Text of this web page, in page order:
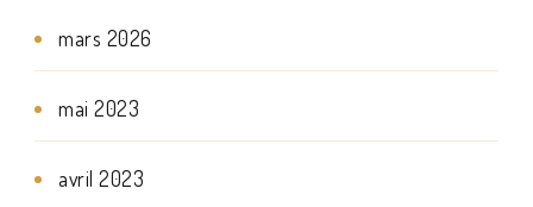
mars 2026
mai 2023
avril 2023